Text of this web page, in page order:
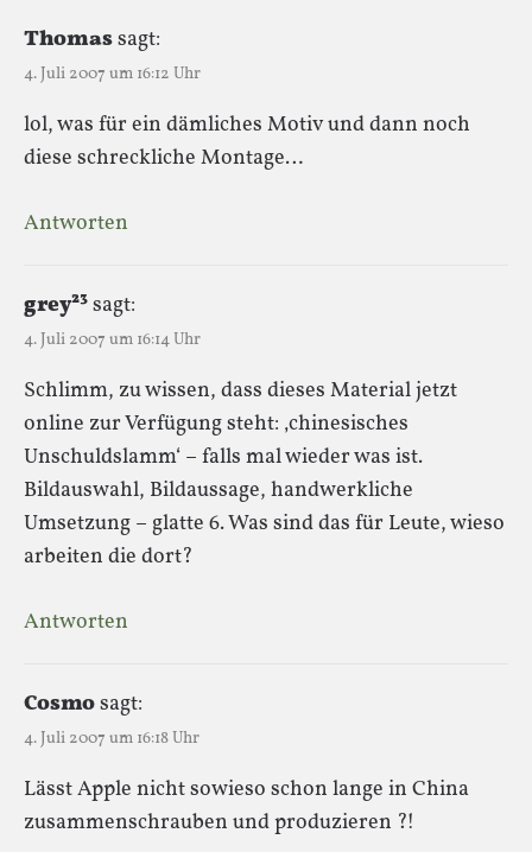
Thomassagt:
4. Juli 2007 um 16:12 Uhr
lol, was für ein dämliches Motiv und dann noch
diese schreckliche Montage…
Antworten
grey²³sagt:
4. Juli 2007 um 16:14 Uhr
Schlimm, zu wissen, dass dieses Material jetzt
online zur Verfügung steht: ‚chinesisches
Unschuldslamm‘ – falls mal wieder was ist.
Bildauswahl, Bildaussage, handwerkliche
Umsetzung – glatte 6. Was sind das für Leute, wieso
arbeiten die dort?
Antworten
Cosmosagt:
4. Juli 2007 um 16:18 Uhr
Lässt Apple nicht sowieso schon lange in China
zusammenschrauben und produzieren ?!